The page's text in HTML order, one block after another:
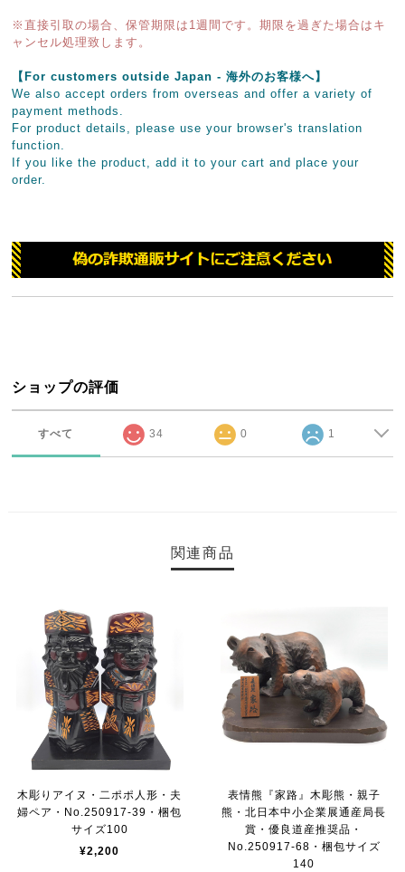
※直接引取の場合、保管期限は1週間です。期限を過ぎた場合はキ
ャンセル処理致します。
【For customers outside Japan - 海外のお客様へ】
We also accept orders from overseas and offer a variety of
payment methods.
For product details, please use your browser's translation
function.
If you like the product, add it to your cart and place your
order.
ショップの評価
すべて 34 0 1
関連商品
木彫りアイヌ・二ポポ人形・夫
婦ペア・No.250917-39・梱包
サイズ100
¥2,200
表情熊『家路』木彫熊・親子
熊・北日本中小企業展通産局長
賞・優良道産推奨品・
No.250917-68・梱包サイズ
140